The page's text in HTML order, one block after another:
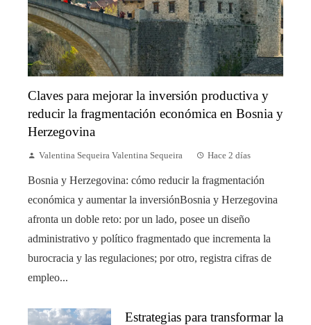
Claves para mejorar la inversión productiva y
reducir la fragmentación económica en Bosnia y
Herzegovina
Valentina Sequeira Valentina Sequeira Hace 2 días
Bosnia y Herzegovina: cómo reducir la fragmentación
económica y aumentar la inversiónBosnia y Herzegovina
afronta un doble reto: por un lado, posee un diseño
administrativo y político fragmentado que incrementa la
burocracia y las regulaciones; por otro, registra cifras de
empleo...
Estrategias para transformar la